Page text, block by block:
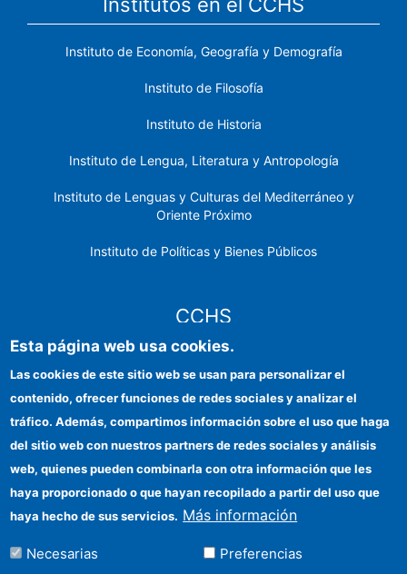
Instituto de Economía, Geografía y Demografía
Instituto de Filosofía
Instituto de Historia
Instituto de Lengua, Literatura y Antropología
Instituto de Lenguas y Culturas del Mediterráneo y
Oriente Próximo
Instituto de Políticas y Bienes Públicos
CCHS
Identidad institucional
Ayudas FEDER
Organismos financiadores
Contacto
Esta página web usa cookies.
Las cookies de este sitio web se usan para personalizar el
contenido, ofrecer funciones de redes sociales y analizar el
tráfico. Además, compartimos información sobre el uso que haga
del sitio web con nuestros partners de redes sociales y análisis
web, quienes pueden combinarla con otra información que les
haya proporcionado o que hayan recopilado a partir del uso que
haya hecho de sus servicios. Más información
Necesarias Preferencias